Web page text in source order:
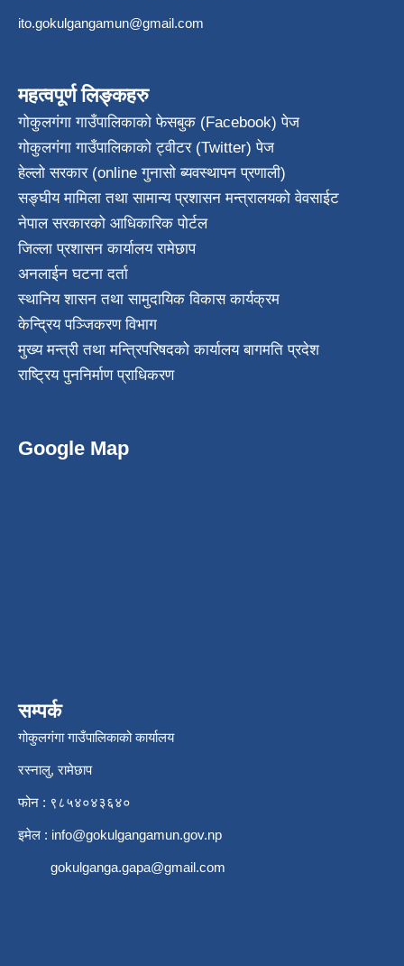
ito.gokulgangamun@gmail.com
महत्वपूर्ण लिङ्कहरु
गोकुलगंगा गाउँपालिकाको फेसबुक (Facebook) पेज
गोकुलगंगा गाउँपालिकाको ट्वीटर (Twitter) पेज
हेल्लो सरकार (online गुनासो ब्यवस्थापन प्रणाली)
सङ्घीय मामिला तथा सामान्य प्रशासन मन्त्रालयको वेवसाईट
नेपाल सरकारको आधिकारिक पोर्टल
जिल्ला प्रशासन कार्यालय रामेछाप
अनलाईन घटना दर्ता
स्थानिय शासन तथा सामुदायिक विकास कार्यक्रम
केन्द्रिय पञ्जिकरण विभाग
मुख्य मन्त्री तथा मन्त्रिपरिषदको कार्यालय बागमति प्रदेश
राष्ट्रिय पुननिर्माण प्राधिकरण
Google Map
सम्पर्क
गोकुलगंगा गाउँपालिकाको कार्यालय
रस्नालु, रामेछाप
फोन : ९८५४०४३६४०
इमेल : info@gokulgangamun.gov.np
gokulganga.gapa@gmail.com